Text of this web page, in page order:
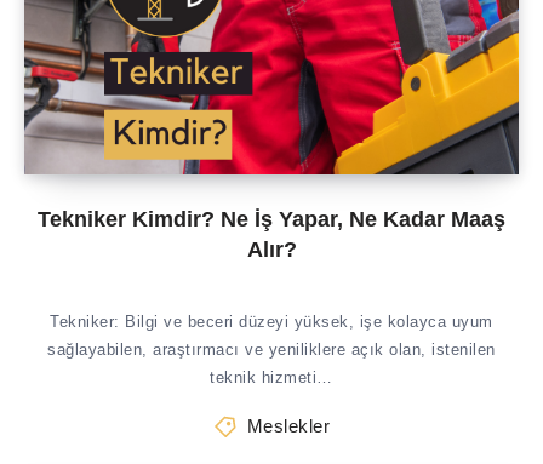
Tekniker Kimdir? Ne İş Yapar, Ne Kadar Maaş
Alır?
Tekniker: Bilgi ve beceri düzeyi yüksek, işe kolayca uyum
sağlayabilen, araştırmacı ve yeniliklere açık olan, istenilen
teknik hizmeti…
Meslekler